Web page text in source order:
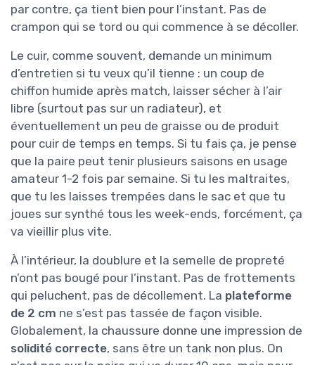
par contre, ça tient bien pour l’instant. Pas de
crampon qui se tord ou qui commence à se décoller.
Le cuir, comme souvent, demande un minimum
d’entretien si tu veux qu’il tienne : un coup de
chiffon humide après match, laisser sécher à l’air
libre (surtout pas sur un radiateur), et
éventuellement un peu de graisse ou de produit
pour cuir de temps en temps. Si tu fais ça, je pense
que la paire peut tenir plusieurs saisons en usage
amateur 1-2 fois par semaine. Si tu les maltraites,
que tu les laisses trempées dans le sac et que tu
joues sur synthé tous les week-ends, forcément, ça
va vieillir plus vite.
À l’intérieur, la doublure et la semelle de propreté
n’ont pas bougé pour l’instant. Pas de frottements
qui peluchent, pas de décollement. La plateforme
de 2 cm ne s’est pas tassée de façon visible.
Globalement, la chaussure donne une impression de
solidité correcte, sans être un tank non plus. On